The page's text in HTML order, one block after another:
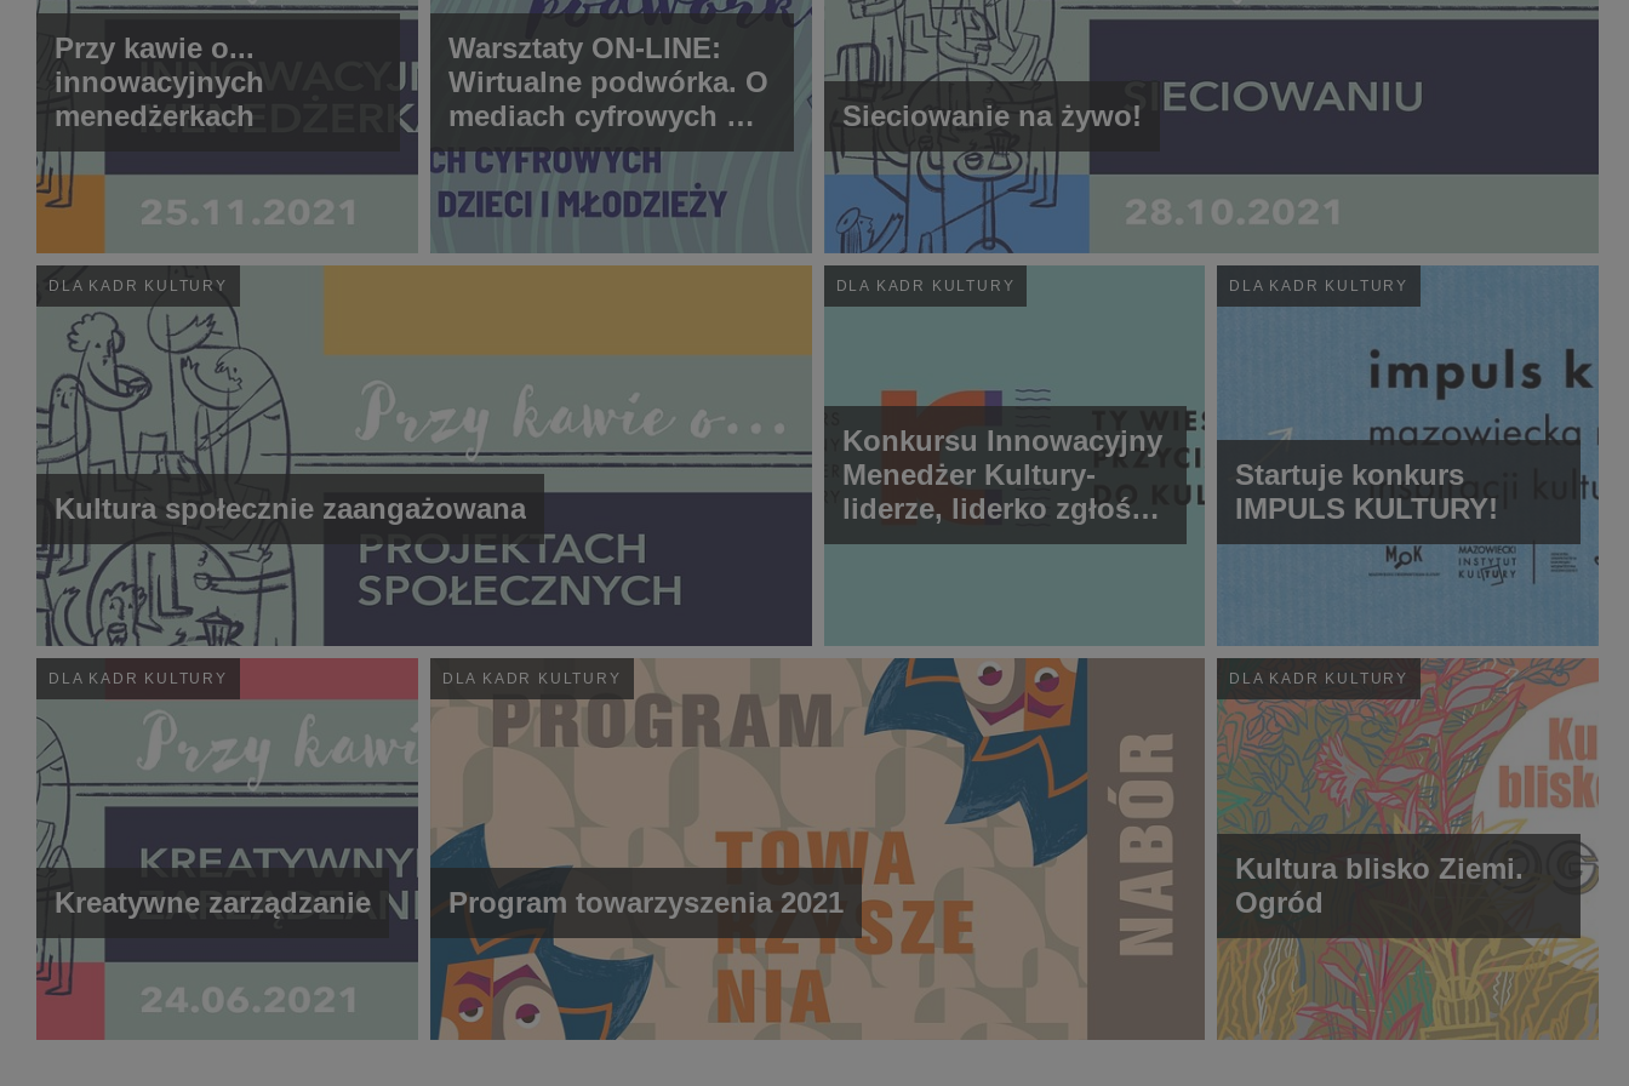
Przy kawie o...
innowacyjnych
menedżerkach
Warsztaty ON-LINE:
Wirtualne podwórka. O
mediach cyfrowych w
życiu dzieci i
młodzieży.
Sieciowanie na żywo!
DLA KADR KULTURY
Kultura społecznie zaangażowana
DLA KADR KULTURY
Konkursu Innowacyjny
Menedżer Kultury-
liderze, liderko zgłoś
się!
DLA KADR KULTURY
Startuje konkurs
IMPULS KULTURY!
DLA KADR KULTURY
Kreatywne zarządzanie
DLA KADR KULTURY
Program towarzyszenia 2021
DLA KADR KULTURY
Kultura blisko Ziemi.
Ogród